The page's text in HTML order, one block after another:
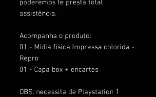
poderemos te presta total
assistência.
Acompanha o produto:
01 - Mídia física Impressa colorida -
Repro
01 - Capa box + encartes
OBS: necessita de Playstation 1